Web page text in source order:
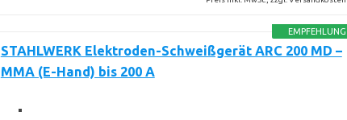
EMPFEHLUNG
STAHLWERK Elektroden-Schweißgerät ARC 200 MD –
MMA (E-Hand) bis 200 A